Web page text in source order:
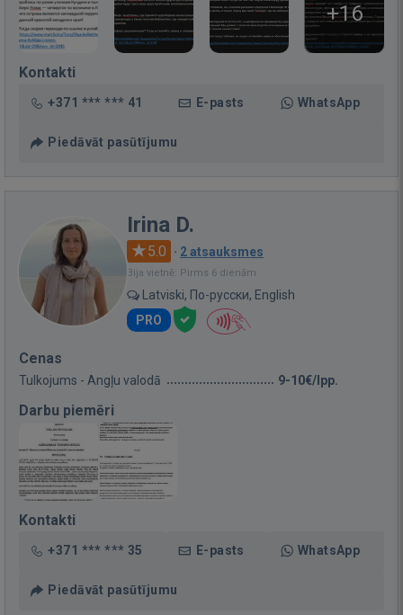
+16
Kontakti
+371 *** *** 41 E-pasts WhatsApp
Piedāvāt pasūtījumu
Irina D.
5.0 · 2 atsauksmes
Bija vietnē: Pirms 6 dienām
Latviski, По-русски, English
PRO
Cenas
Tulkojums - Angļu valodā 9-10€/lpp.
Darbu piemēri
Kontakti
+371 *** *** 35 E-pasts WhatsApp
Piedāvāt pasūtījumu